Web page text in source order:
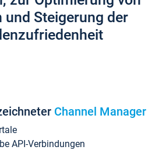
und Steigerung der
Channel Manager
API-Verbindungen